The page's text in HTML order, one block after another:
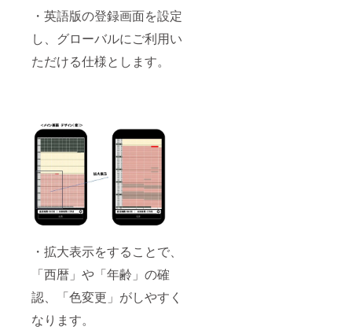
・英語版の登録画面を設定
し、グローバルにご利用い
ただける仕様とします。
・拡大表示をすることで、
「西暦」や「年齢」の確
認、「色変更」がしやすく
なります。